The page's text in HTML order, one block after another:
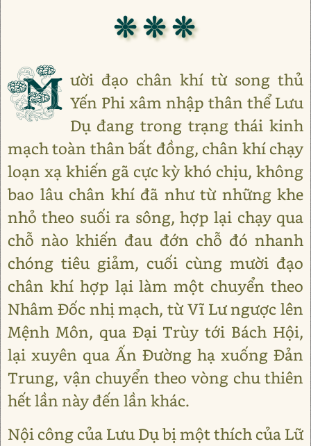
❊ ❊ ❊
M ười đạo chân khí từ song thủ
Yến Phi xâm nhập thân thể Lưu
Dụ đang trong trạng thái kinh
mạch toàn thân bất đồng, chân khí chạy
loạn xạ khiến gã cực kỳ khó chịu, không
bao lâu chân khí đã như từ những khe
nhỏ theo suối ra sông, hợp lại chạy qua
chỗ nào khiến đau đớn chỗ đó nhanh
chóng tiêu giảm, cuối cùng mười đạo
chân khí hợp lại làm một chuyển theo
Nhâm Đốc nhị mạch, từ Vĩ Lư ngược lên
Mệnh Môn, qua Đại Trùy tới Bách Hội,
lại xuyên qua Ấn Đường hạ xuống Đản
Trung, vận chuyển theo vòng chu thiên
hết lần này đến lần khác.
Nội công của Lưu Dụ bị một thích của Lữ